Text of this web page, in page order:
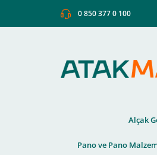
0 850 377 0 100
Alçak
Pano ve Pano